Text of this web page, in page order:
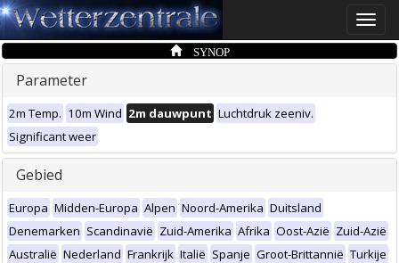
Toggle
SYNOP
Parameter
2m Temp. 10m Wind 2m dauwpunt Luchtdruk zeeniv.
Significant weer
Gebied
Europa Midden-Europa Alpen Noord-Amerika Duitsland
Denemarken Scandinavië Zuid-Amerika Afrika Oost-Azië Zuid-Azië
Australië Nederland Frankrijk Italië Spanje Groot-Brittannië Turkije